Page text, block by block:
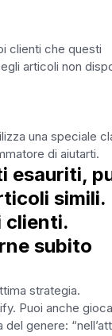
clienti che questi
articoli non
una speciale
di aiutarti.
esauriti,
simili.
clienti.
subito
strategia.
Puoi anche
genere: